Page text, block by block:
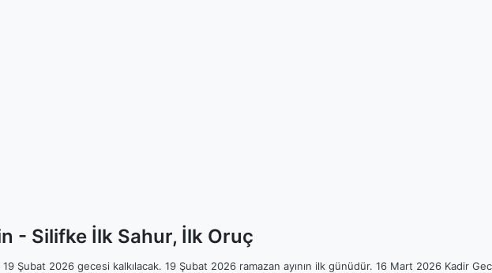
- Silifke İlk Sahur, İlk Oruç
19 Şubat 2026 gecesi kalkılacak. 19 Şubat 2026 ramazan ayının ilk günüdür. 16 Mart 2026 Kadir